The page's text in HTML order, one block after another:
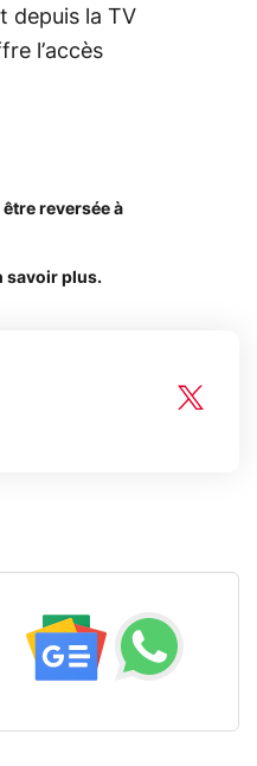
depuis la TV
l’accès
reversée à
savoir plus.